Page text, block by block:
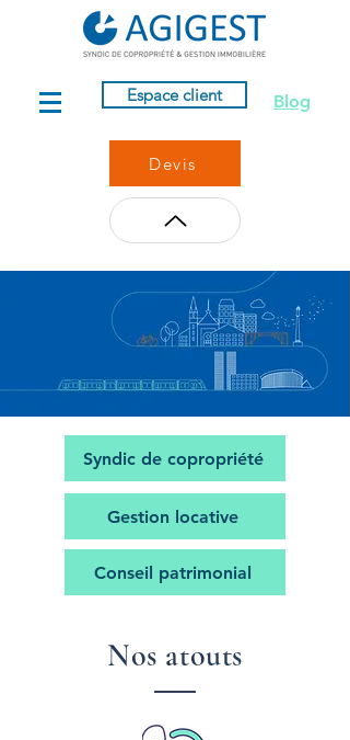
Espace client Blog
Devis
Syndic de copropriété
Gestion locative
Conseil patrimonial
Nos atouts